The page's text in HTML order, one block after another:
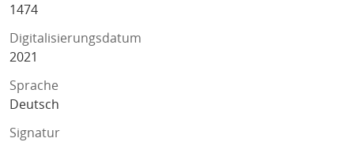
1474
Digitalisierungsdatum
2021
Sprache
Deutsch
Signatur